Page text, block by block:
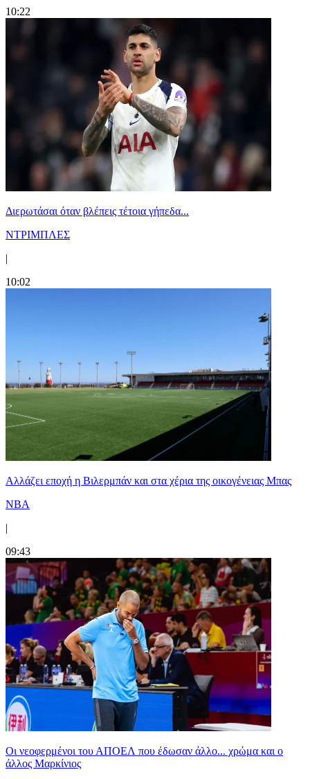
10:22
Διερωτάσαι όταν βλέπεις τέτοια γήπεδα...
ΝΤΡΙΜΠΛΕΣ
|
10:02
Aλλάζει εποχή η Βιλερμπάν και στα χέρια της οικογένειας Μπας
NBA
|
09:43
Οι νεοφερμένοι του ΑΠΟΕΛ που έδωσαν άλλο... χρώμα και ο
άλλος Μαρκίνιος